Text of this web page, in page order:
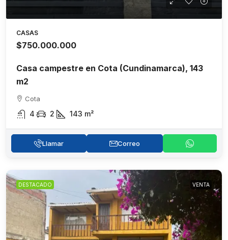
CASAS
$750.000.000
Casa campestre en Cota (Cundinamarca), 143
m2
Cota
4 2 143 m²
Llamar Correo
DESTACADO VENTA